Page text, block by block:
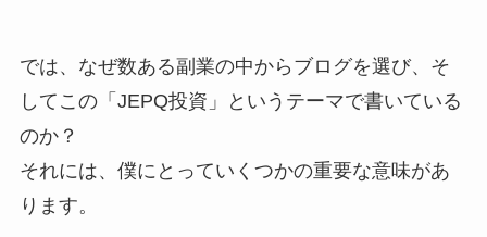
では、なぜ数ある副業の中からブログを選び、そ
してこの「JEPQ投資」というテーマで書いている
のか？
それには、僕にとっていくつかの重要な意味があ
ります。